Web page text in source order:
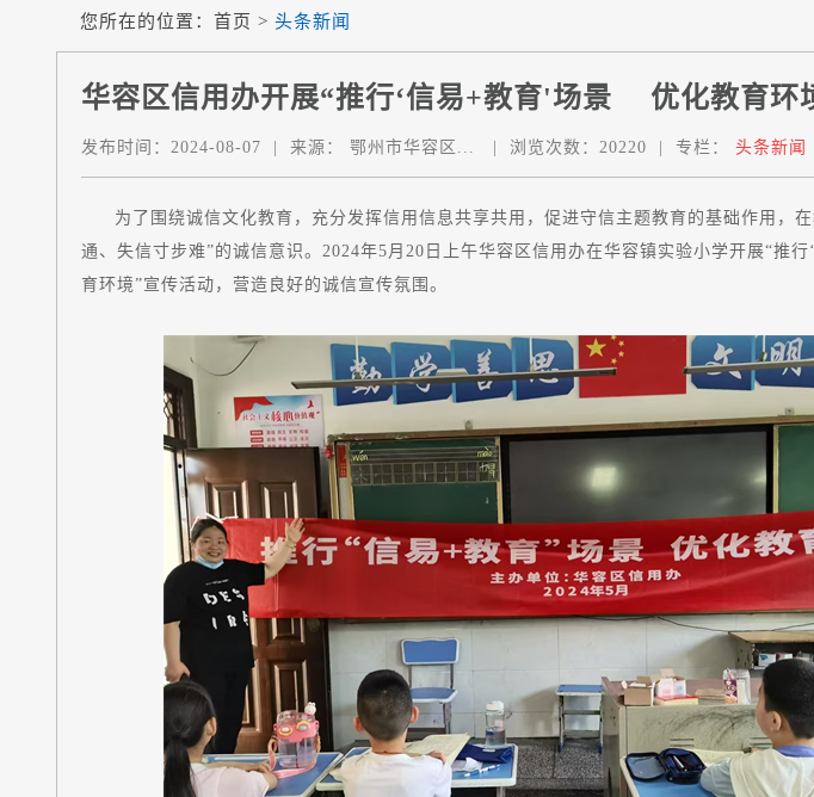
您所在的位置： 首页 > 头条新闻
华容区信用办开展“推行‘信易+教育'场景 优化教育环
发布时间： 2024-08-07 来源： 鄂州市华容区... 浏览次数： 20220 专栏： 头条新闻
为了围绕诚信文化教育，充分发挥信用信息共享共用，促进守信主题教育的基础作用，
通、失信寸步难”的诚信意识。2024年5月20日上午华容区信用办在华容镇实验小学开展“推
育环境”宣传活动，营造良好的诚信宣传氛围。